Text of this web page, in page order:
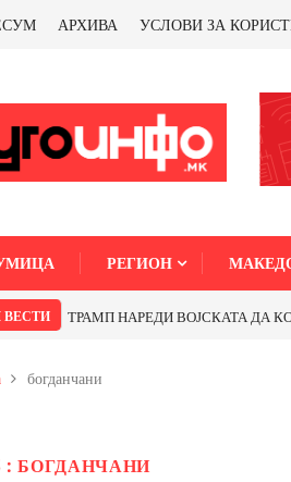
АРХИВА УСЛОВИ ЗА
РЕГИОН
ТРАМП НАРЕДИ ВОЈСКАТА ДА
богданчани
: БОГДАНЧАНИ